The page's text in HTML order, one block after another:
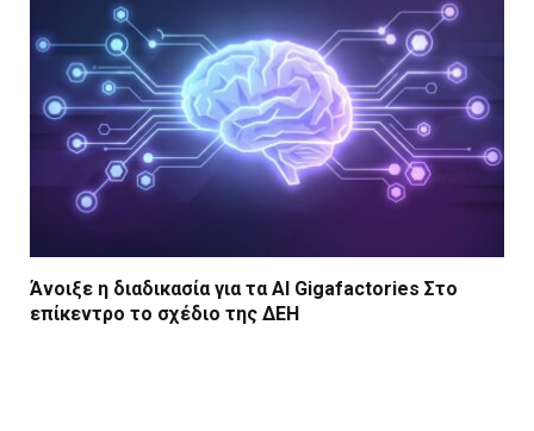
Άνοιξε η διαδικασία για τα AI Gigafactories Στο
επίκεντρο το σχέδιο της ΔΕΗ